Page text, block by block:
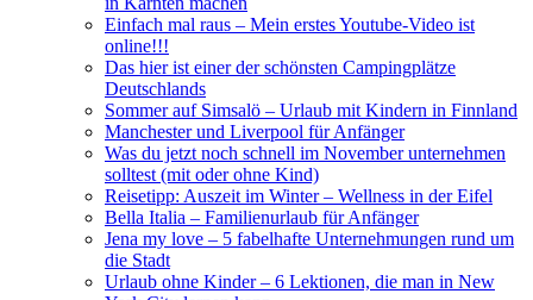
Einfach mal raus – Mein erstes Youtube-Video ist
online!!!
Das hier ist einer der schönsten Campingplätze
Deutschlands
Sommer auf Simsalö – Urlaub mit Kindern in Finnland
Manchester und Liverpool für Anfänger
Was du jetzt noch schnell im November unternehmen
solltest (mit oder ohne Kind)
Reisetipp: Auszeit im Winter – Wellness in der Eifel
Bella Italia – Familienurlaub für Anfänger
Jena my love – 5 fabelhafte Unternehmungen rund um
die Stadt
Urlaub ohne Kinder – 6 Lektionen, die man in New